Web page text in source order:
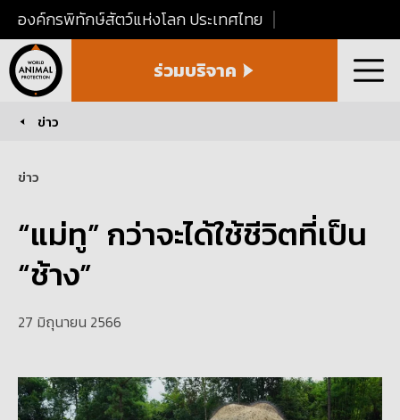
องค์กรพิทักษ์สัตว์แห่งโลก ประเทศไทย
Animal
Protection
ร่วมบริจาค เมนู
You are here:
ข่าว
“แม่ทู” กว่าจะได้ใช้ชีวิตที่เป็น
“ช้าง”
ข่าว
27 มิถุนายน 2566